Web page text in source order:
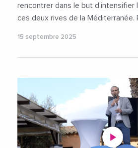
rencontrer dans le but d’intensifier
ces deux rives de la Méditerranée.
15 septembre 2025